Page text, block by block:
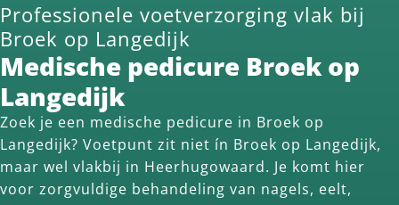
Professionele voetverzorging vlak bij
Broek op Langedijk
Medische pedicure Broek op
Langedijk
Zoek je een medische pedicure in Broek op
Langedijk? Voetpunt zit niet ín Broek op Langedijk,
maar wel vlakbij in Heerhugowaard. Je komt hier
voor zorgvuldige behandeling van nagels, eelt,